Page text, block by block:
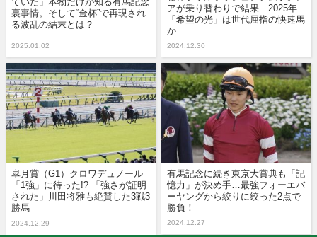
裏事情。そして“金杯”で再現され
る波乱の結末とは？
2025.01.02
アが乗り替わりで結果…2025年
「希望の光」は世代屈指の快速馬
か
2024.12.30
皐月賞（G1）クロワデュノール
「1強」に待った!? 「強さが証明
された」川田将雅も絶賛した3戦3
勝馬
2024.12.29
有馬記念に続き東京大賞典も「記
憶力」が決め手…最強フォーエバ
ーヤングから絞りに絞った2点で
勝負！
2024.12.27